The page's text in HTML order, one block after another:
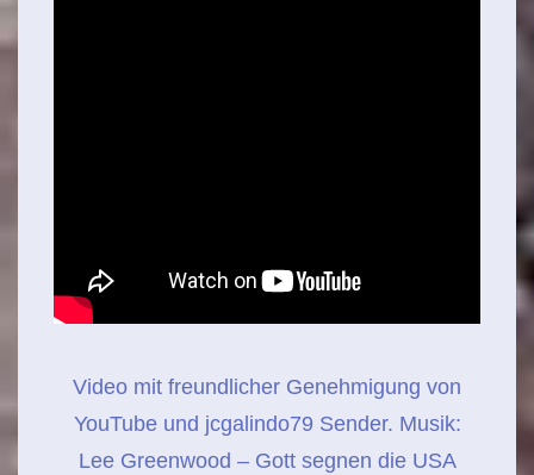
Video mit freundlicher Genehmigung von
YouTube und jcgalindo79 Sender. Musik:
Lee Greenwood – Gott segnen die USA